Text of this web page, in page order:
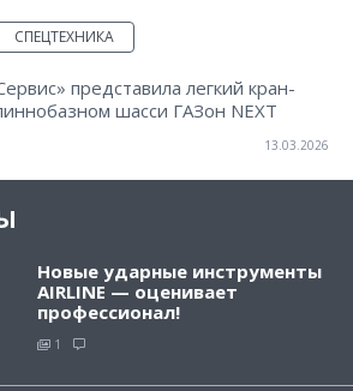
СПЕЦТЕХНИКА
представила легкий кран-
шасси ГАЗон NEXT
13.03.2026
Новые ударные инструменты
AIRLINE — оценивает
профессионал!
1